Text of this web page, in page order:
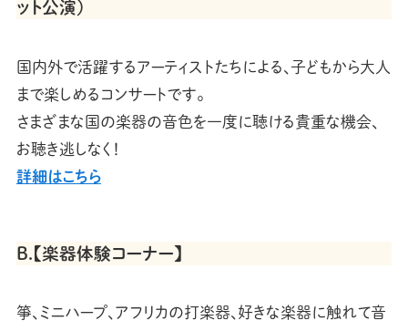
ット公演）
国内外で活躍するアーティストたちによる、子どもから大人
まで楽しめるコンサートです。
さまざまな国の楽器の音色を一度に聴ける貴重な機会、
お聴き逃しなく！
詳細はこちら
B.【楽器体験コーナー】
箏、ミニハープ、アフリカの打楽器、好きな楽器に触れて音